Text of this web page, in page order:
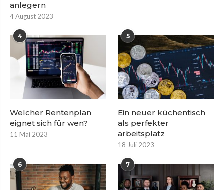
anlegern
4 August 2023
4
Welcher Rentenplan
eignet sich für wen?
11 Mai 2023
5
Ein neuer küchentisch
als perfekter
arbeitsplatz
18 Juli 2023
6 7